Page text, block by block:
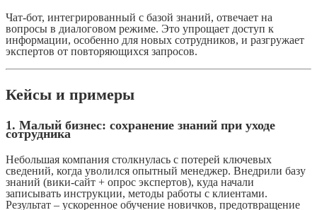
Чат-бот, интегрированный с базой знаний, отвечает на
вопросы в диалоговом режиме. Это упрощает доступ к
информации, особенно для новых сотрудников, и разгружает
экспертов от повторяющихся запросов.
Кейсы и примеры
1. Малый бизнес: сохранение знаний при уходе
сотрудника
Небольшая компания столкнулась с потерей ключевых
сведений, когда уволился опытный менеджер. Внедрили базу
знаний (вики-сайт + опрос экспертов), куда начали
записывать инструкции, методы работы с клиентами.
Результат – ускоренное обучение новичков, предотвращение